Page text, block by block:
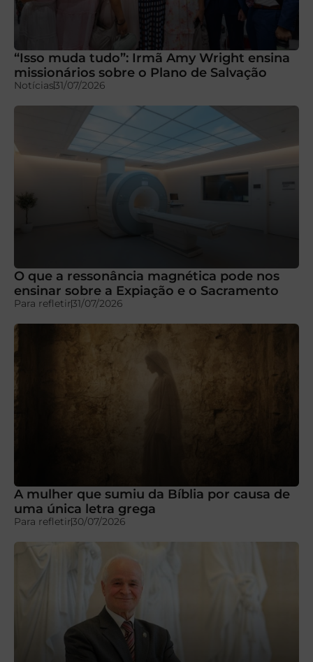
“Isso muda tudo”: Irmã Amy Wright ensina
missionários sobre o Plano de Salvação
Notícias31/07/2026
O que a ressonância magnética pode nos
ensinar sobre a Expiação e o Sacramento
Para refletir31/07/2026
A mulher que sumiu da Bíblia por causa de
uma única letra grega
Para refletir30/07/2026